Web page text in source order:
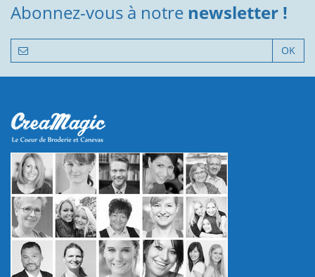
Abonnez-vous à notre newsletter !
OK